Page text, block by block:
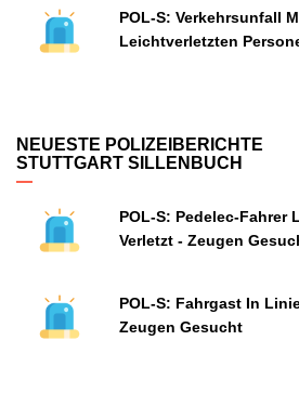
POL-S: Verkehrsunfall
Leichtverletzten
NEUESTE POLIZEIBERICHTE
STUTTGART SILLENBUCH
POL-S: Pedelec-Fahrer
Verletzt - Zeugen
POL-S: Fahrgast In
Zeugen Gesucht